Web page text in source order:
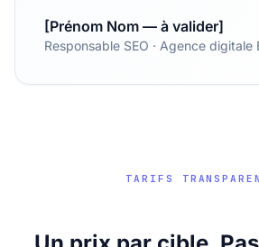
[Prénom Nom — à valider]
Responsable SEO · Agence digitale
TARIFS